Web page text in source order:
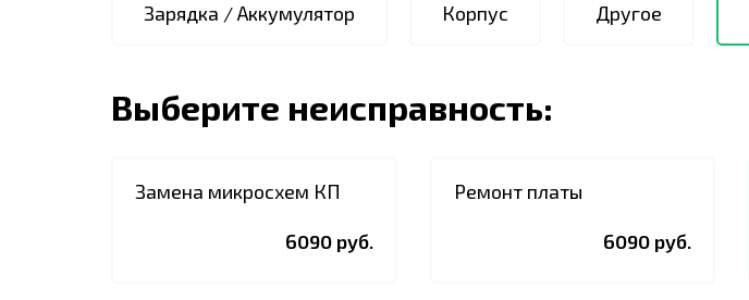
Зарядка / Аккумулятор Корпус Другое
Выберите неисправность:
Замена микросхем КП
6090 руб.
Ремонт платы
6090 руб.